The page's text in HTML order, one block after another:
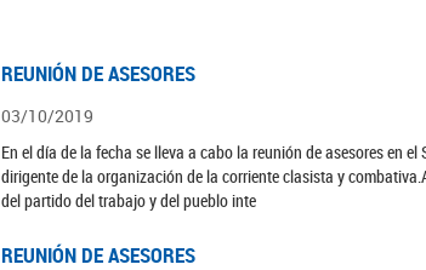
REUNIÓN DE ASESORES
03/10/2019
En el día de la fecha se lleva a cabo la reunión de asesores en
dirigente de la organización de la corriente clasista y
del partido del trabajo y del pueblo inte
REUNIÓN DE ASESORES